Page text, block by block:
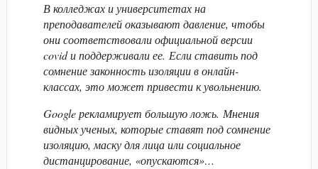
В колледжах и университетах на
преподавателей оказывают давление, чтобы
они соответствовали официальной версии
covid и поддерживали ее. Если ставить под
сомнение законность изоляции в онлайн-
классах, это может привести к увольнению.
Google рекламирует большую ложь. Мнения
видных ученых, которые ставят под сомнение
изоляцию, маску для лица или социальное
дистанцирование, «опускаются»…